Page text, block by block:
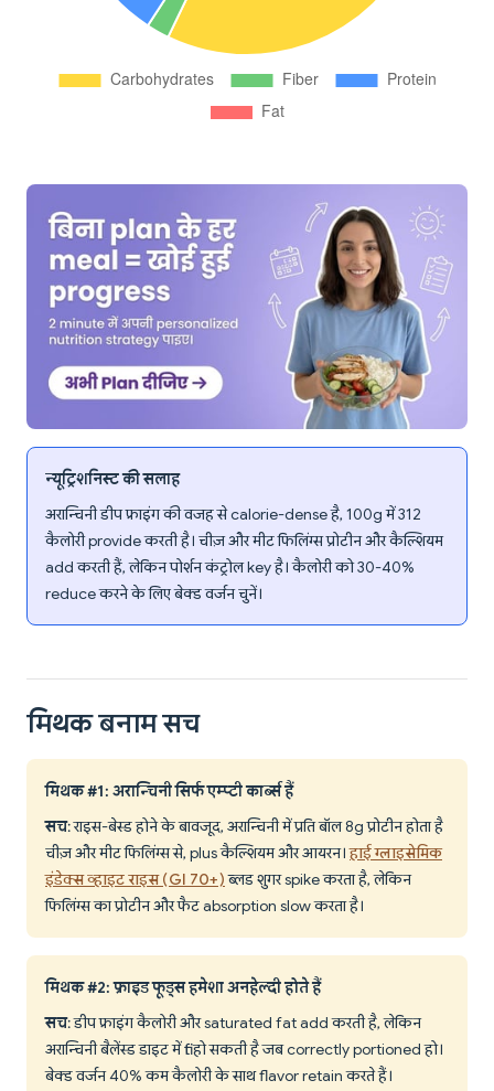
न्यूट्रिशनिस्ट की सलाह
अरान्चिनी डीप फ्राइंग की वजह से calorie-dense है, 100g में 312
कैलोरी provide करती है। चीज़ और मीट फिलिंग्स प्रोटीन और कैल्शियम
add करती हैं, लेकिन पोर्शन कंट्रोल key है। कैलोरी को 30-40%
reduce करने के लिए बेक्ड वर्जन चुनें।
मिथक बनाम सच
मिथक #1: अरान्चिनी सिर्फ एम्प्टी कार्ब्स हैं
सच: राइस-बेस्ड होने के बावजूद, अरान्चिनी में प्रति बॉल 8g प्रोटीन होता है
चीज़ और मीट फिलिंग्स से, plus कैल्शियम और आयरन।हाई ग्लाइसेमिक
इंडेक्स व्हाइट राइस (GI 70+)ब्लड शुगर spike करता है, लेकिन
फिलिंग्स का प्रोटीन और फैट absorption slow करता है।
मिथक #2: फ्राइड फूड्स हमेशा अनहेल्दी होते हैं
सच: डीप फ्राइंग कैलोरी और saturated fat add करती है, लेकिन
अरान्चिनी बैलेंस्ड डाइट में fit हो सकती है जब correctly portioned हो।
बेक्ड वर्जन 40% कम कैलोरी के साथ flavor retain करते हैं।